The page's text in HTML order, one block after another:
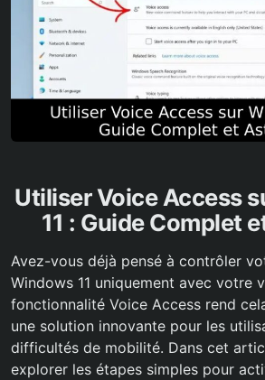
Utiliser Voice Access
11 : Guide Complet
Avez-vous déjà pensé à contrôler
Windows 11 uniquement avec votre
fonctionnalité Voice Access rend
une solution innovante pour les
difficultés de mobilité. Dans cet
explorer les étapes simples pour